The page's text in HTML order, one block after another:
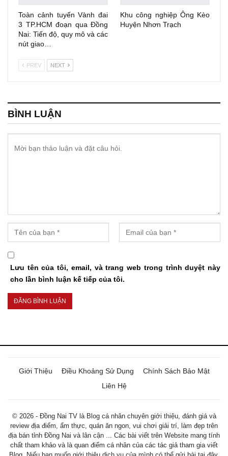
Toàn cảnh tuyến Vành đai
3 TP.HCM đoạn qua Đồng
Nai: Tiến độ, quy mô và các
nút giao…
Khu công nghiệp Ông Kèo
Huyện Nhơn Trạch
PREV NEXT
BÌNH LUẬN
Lưu tên của tôi, email, và trang web trong trình duyệt này
cho lần bình luận kế tiếp của tôi.
Giới Thiệu Điều Khoảng Sử Dụng
Chính Sách Bảo Mật
Liên Hệ
© 2026 - Đồng Nai TV là Blog cá nhân chuyên giới thiệu, đánh giá và
review địa điểm, ẩm thực, quán ăn ngon, vui chơi giải trí, làm đẹp trên
địa bán tỉnh Đồng Nai và lân cận ... Các bài viết trên Website mang tính
chất tham khảo và là quan điểm cá nhân của các tác giả tham gia viết